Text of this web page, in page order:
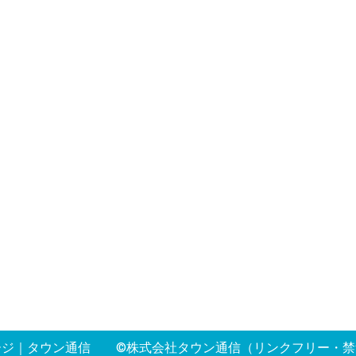
｜ タウン通信©株式会社タウン通信（リンクフリー・禁